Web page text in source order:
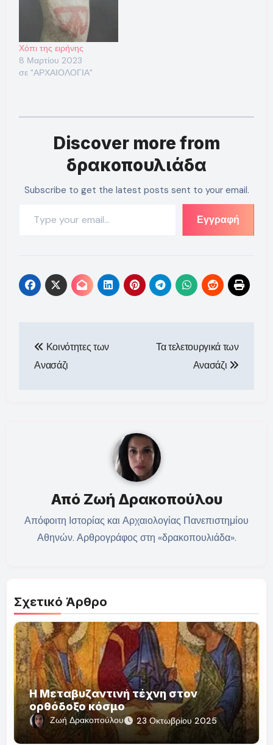
Χόπι της ειρήνης
8 Μαρτίου 2023
σε "ΑΡΧΑΙΟΛΟΓΙΑ"
Discover more from
δρακοπουλιάδα
Subscribe to get the latest posts sent to your email.
Εγγραφή
άρθρων
Κοινότητες των
Ανασάζι
Τα τελετουργικά των
Ανασάζι
Από Ζωή Δρακοπούλου
Απόφοιτη Ιστορίας και Αρχαιολογίας Πανεπιστημίου
Αθηνών. Αρθρογράφος στη «δρακοπουλιάδα».
Σχετικό Άρθρο
Η Μεταβυζαντινή τέχνη στον
ορθόδοξο κόσμο
Ζωή Δρακοπούλου 23 Οκτωβρίου 2025